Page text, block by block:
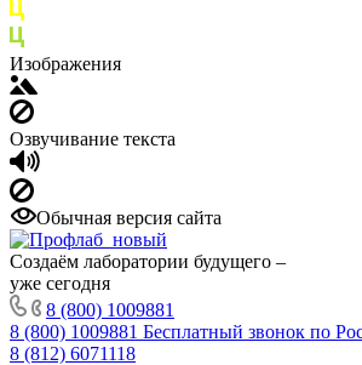
Изображения
Озвучивание текста
Обычная версия сайта
Создаём лаборатории будущего –
уже сегодня
8 (800) 1009881
8 (800) 1009881 Бесплатный звонок по
8 (812) 6071118